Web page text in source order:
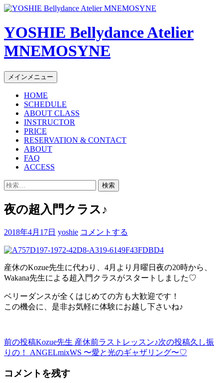
YOSHIE Bellydance Atelier
MNEMOSYNE
メインメニュー コ
ン
ツ
へ
ス
HOME
SCHEDULE
ABOUT CLASS
INSTRUCTOR
PRICE
RESERVATION & CONTACT
ABOUT
FAQ
ACCESS
検
夜の超入門クラス♪
2018年4月17日 yoshie コメントする
産休のKozue先生に代わり、4月より月曜日夜の20時から、
Wakana先生による超入門クラスがスタートしました♡
ベリーダンスが全くはじめての方も大歓迎です！
この機会に、是非お気軽に体験にお越し下さいね♪
投
稿
ナ
前の投稿Kozue先生 産休前ラストレッスン♪次の投稿久し振
りの！ ANGELmixWS 〜愛と光のギャザリング〜♡
コメントを残す